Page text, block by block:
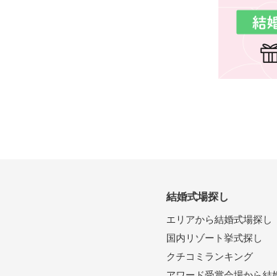
結婚式場探し
エリアから結婚式場探し
国内リゾート挙式探し
クチコミランキング